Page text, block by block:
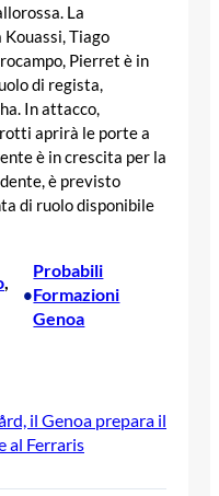
La
Tiago
Pierret è in
di regista,
In attacco,
aprirà le porte a
è in crescita per la
è previsto
di ruolo disponibile
•
Probabili
Formazioni
Genoa
il Genoa prepara il
al Ferraris